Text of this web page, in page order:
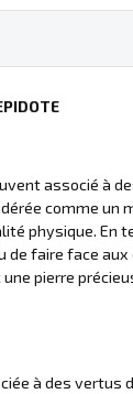
associé à
comme un
physique.
faire face
pierre
à des vertus